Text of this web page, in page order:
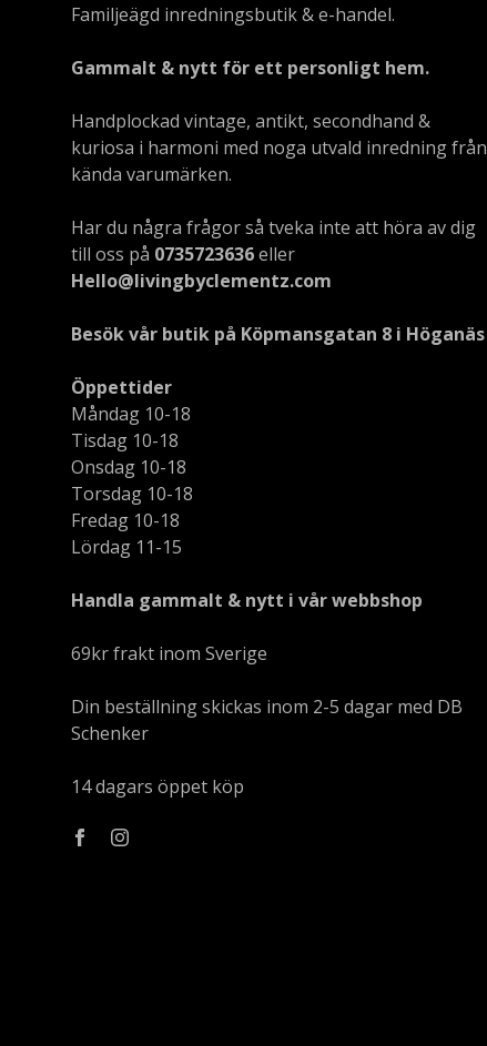
Familjeägd inredningsbutik & e-handel.
Gammalt & nytt för ett personligt hem.
Handplockad vintage, antikt, secondhand &
kuriosa i harmoni med noga utvald inredning från
kända varumärken.
Har du några frågor så tveka inte att höra av dig
till oss på 0735723636eller
Hello@livingbyclementz.com
Besök vår butik på Köpmansgatan 8 i Höganäs
Öppettider
Måndag 10-18
Tisdag 10-18
Onsdag 10-18
Torsdag 10-18
Fredag 10-18
Lördag 11-15
Handla gammalt & nytt i vår webbshop
69kr frakt inom Sverige
Din beställning skickas inom 2-5 dagar med DB
Schenker
14 dagars öppet köp